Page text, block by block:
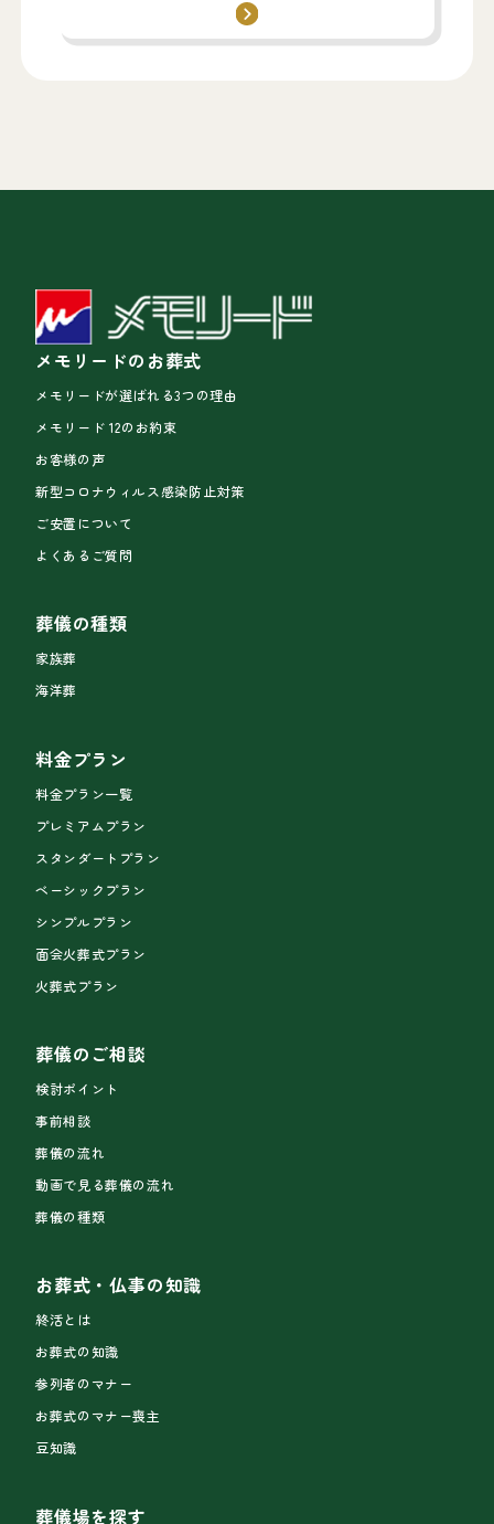
メモリードのお葬式
メモリードが選ばれる3つの理由
メモリード 12のお約束
お客様の声
新型コロナウィルス感染防止対策
ご安置について
よくあるご質問
葬儀の種類
家族葬
海洋葬
料金プラン
料金プラン一覧
プレミアムプラン
スタンダートプラン
ベーシックプラン
シンプルプラン
面会火葬式プラン
火葬式プラン
葬儀のご相談
検討ポイント
事前相談
葬儀の流れ
動画で見る葬儀の流れ
葬儀の種類
お葬式・仏事の知識
終活とは
お葬式の知識
参列者のマナー
お葬式のマナー喪主
豆知識
葬儀場を探す